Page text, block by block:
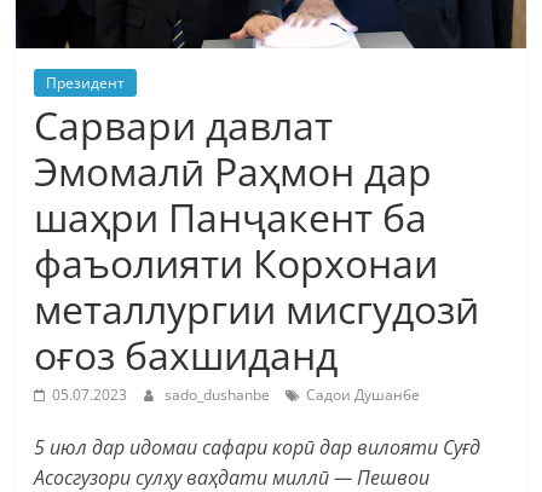
Президент
Сарвари давлат
Эмомалӣ Раҳмон дар
шаҳри Панҷакент ба
фаъолияти Корхонаи
металлургии мисгудозӣ
оғоз бахшиданд
05.07.2023 sado_dushanbe Садои Душанбе
5 июл дар идомаи сафари корӣ дар вилояти Суғд
Асосгузори сулҳу ваҳдати миллӣ — Пешвои